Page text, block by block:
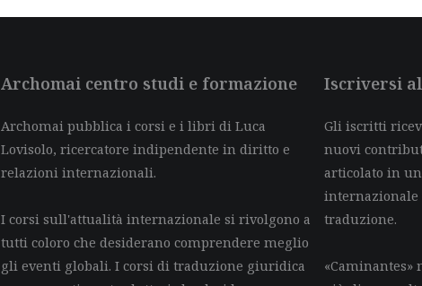
Archomai centro studi e formazione
Archomai pubblica i corsi e i libri di Luca
Lovisolo, ricercatore indipendente in diritto e
relazioni internazionali.
I corsi sull'attualità internazionale si rivolgono a
tutti coloro che desiderano comprendere meglio
gli eventi globali. I corsi di traduzione giuridica
Iscriversi
Gli iscritti
nuovi
articolato in
internazionale
traduzione.
«Caminantes»